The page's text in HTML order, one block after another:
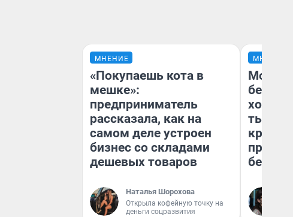
МНЕНИЕ
«Покупаешь кота в
мешке»:
предприниматель
рассказала, как на
самом деле устроен
бизнес со складами
дешевых товаров
Наталья Шорохова
Открыла кофейную точку на
деньги соцразвития
МНЕНИЕ
Мой
хотела
тысяч,